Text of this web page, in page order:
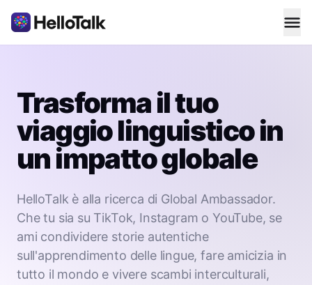
Trasforma il tuo
viaggio linguistico in
un impatto globale
HelloTalk è alla ricerca di Global Ambassador.
Che tu sia su TikTok, Instagram o YouTube, se
ami condividere storie autentiche
sull'apprendimento delle lingue, fare amicizia in
tutto il mondo e vivere scambi interculturali,